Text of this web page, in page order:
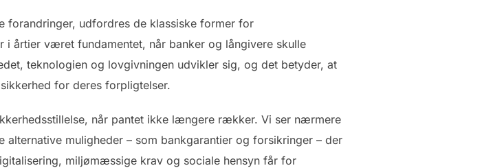
forandringer, udfordres de klassiske former for
i årtier været fundamentet, når banker og långivere skulle
teknologien og lovgivningen udvikler sig, og det betyder, at
for deres forpligtelser.
når pantet ikke længere rækker. Vi ser nærmere
muligheder – som bankgarantier og forsikringer – der
miljømæssige krav og sociale hensyn får for